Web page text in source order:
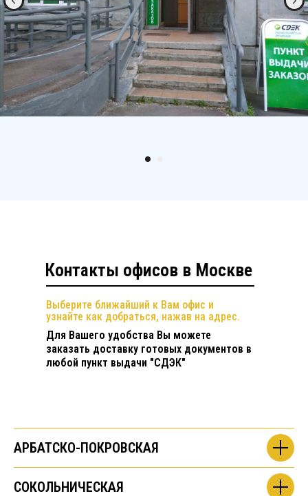
Контакты офисов в Москве
Выберите ближайший к Вам офис и
узнайте как добраться, нажав на адрес.
Для Вашего удобства Вы можете
заказать доставку готовых документов в
любой пункт выдачи "СДЭК"
АРБАТСКО-ПОКРОВСКАЯ
СОКОЛЬНИЧЕСКАЯ